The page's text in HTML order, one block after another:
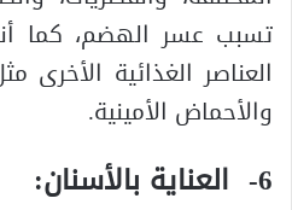
تسبب عسر الهضم، كما
العناصر الغذائية الأخرى
والأحماض الأمينية.
6- العناية بالأسنان: